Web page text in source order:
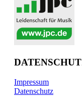
Impressum
Datenschutz